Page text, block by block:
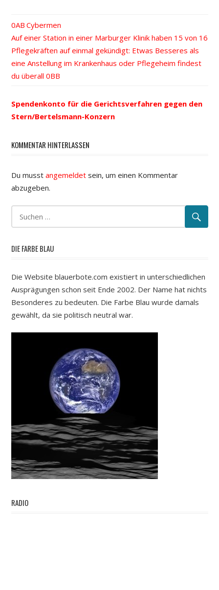
Beitrags-
Navigation
Vorheriger
Beitrag:
Cybermen
Nächster
Beitrag:
Auf einer Station in einer Marburger Klinik haben 15 von 16
Pflegekräften auf einmal gekündigt: Etwas Besseres als
eine Anstellung im Krankenhaus oder Pflegeheim findest
du überall
Spendenkonto für die Gerichtsverfahren gegen den
Stern/Bertelsmann-Konzern
KOMMENTAR HINTERLASSEN
Du musst angemeldetsein, um einen Kommentar
abzugeben.
DIE FARBE BLAU
Die Website blauerbote.com existiert in unterschiedlichen
Ausprägungen schon seit Ende 2002. Der Name hat nichts
Besonderes zu bedeuten. Die Farbe Blau wurde damals
gewählt, da sie politisch neutral war.
RADIO